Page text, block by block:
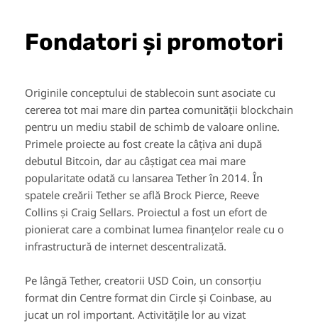
Fondatori și promotori
Originile conceptului de stablecoin sunt asociate cu
cererea tot mai mare din partea comunității blockchain
pentru un mediu stabil de schimb de valoare online.
Primele proiecte au fost create la câțiva ani după
debutul Bitcoin, dar au câștigat cea mai mare
popularitate odată cu lansarea Tether în 2014. În
spatele creării Tether se află Brock Pierce, Reeve
Collins și Craig Sellars. Proiectul a fost un efort de
pionierat care a combinat lumea finanțelor reale cu o
infrastructură de internet descentralizată.
Pe lângă Tether, creatorii USD Coin, un consorțiu
format din Centre format din Circle și Coinbase, au
jucat un rol important. Activitățile lor au vizat